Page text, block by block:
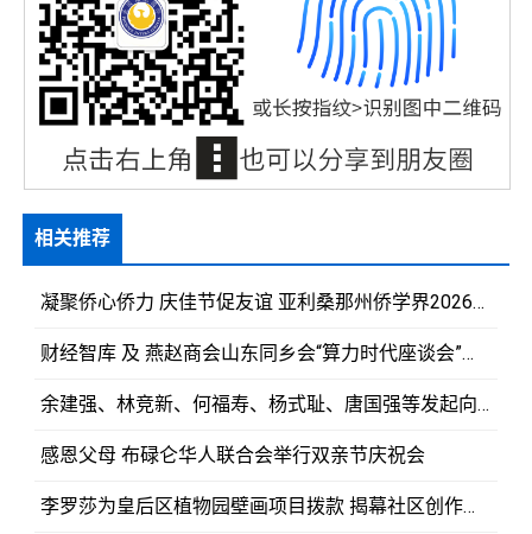
相关推荐
凝聚侨心侨力 庆佳节促友谊 亚利桑那州侨学界2026年国庆、中秋庆祝活动首次筹备会议召开
财经智库 及 燕赵商会山东同乡会“算力时代座谈会”圆满举行
余建强、林竞新、何福寿、杨式耻、唐国强等发起向胡志明市霞漳妈祖古庙重修工程慷慨解囊予以护持
感恩父母 布碌仑华人联合会举行双亲节庆祝会
李罗莎为皇后区植物园壁画项目拨款 揭幕社区创作壁画《飞翔》